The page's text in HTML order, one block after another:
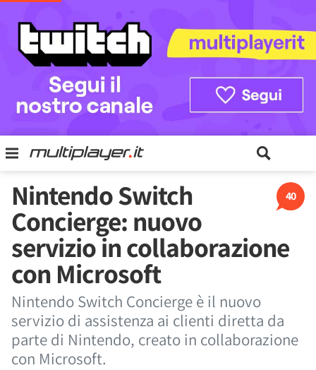
40
Nintendo Switch
Concierge: nuovo
servizio in collaborazione
con Microsoft
Nintendo Switch Concierge è il nuovo
servizio di assistenza ai clienti diretta da
parte di Nintendo, creato in collaborazione
con Microsoft.